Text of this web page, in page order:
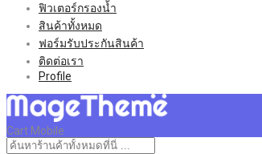
ฟิวเตอร์กรองน้ำ
สินค้าทั้งหมด
ฟอร์มรับประกันสินค้า
ติดต่อเรา
Profile
Cart Mobile